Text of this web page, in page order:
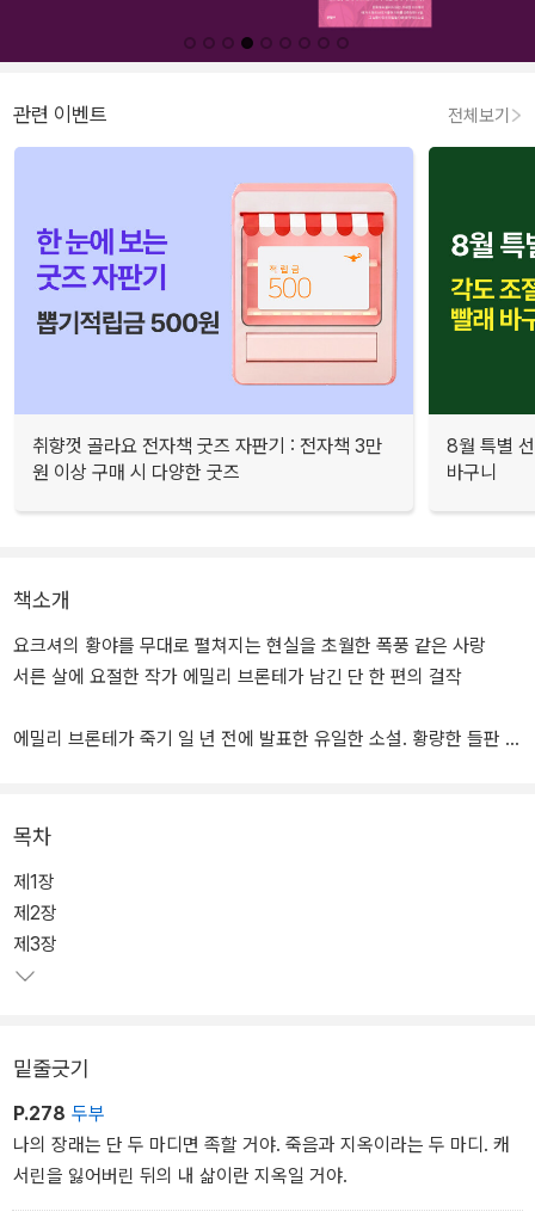
관련 이벤트 전체보기
취향껏 골라요 전자책 굿즈 자판기 : 전자책 3만
원 이상 구매 시 다양한 굿즈
8월 특별
바구니
책소개
요크셔의 황야를 무대로 펼쳐지는 현실을 초월한 폭풍 같은 사랑
서른 살에 요절한 작가 에밀리 브론테가 남긴 단 한 편의 걸작
에밀리 브론테가 죽기 일 년 전에 발표한 유일한 소설. 황량한 들판 위
수를 그린 이 작품은 작가가 ‘엘리스 벨’이라는 가명으로 발표했을 당
적이라는 비난을 받았다. 심지어 그녀의 언니 샬럿마저도 1850년에
출판된 소설의 서문에서 "어쭙잖은 작업장에서 간단한 연장으로 하찮
은 재료를 다듬어 만든 것"이라고 말한 바 있다. 에밀리가 이 세상에
남긴 것은 이 한 편의 소설과 완성되지 않은 단편적인 문장을 포함한
적이고 강렬한 필치, 그리고 새로운 문학사적 의의 때문이다. 백 년이
지난 오늘 이 소설은 셰익스피어의 『리어 왕』, 멜빌의 『백경』과도 곧
잘 비교될 만큼 깊은 비극성과 시성(詩性)으로 높이 평가받고 있다.
목차
제1장
제2장
제3장
밑줄긋기
P.278 두부
나의 장래는 단 두 마디면 족할 거야. 죽음과 지옥이라는 두 마디. 캐
서린을 잃어버린 뒤의 내 삶이란 지옥일 거야.